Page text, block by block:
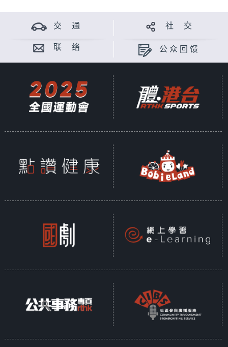
交 通 社 交
联 络 公众回馈